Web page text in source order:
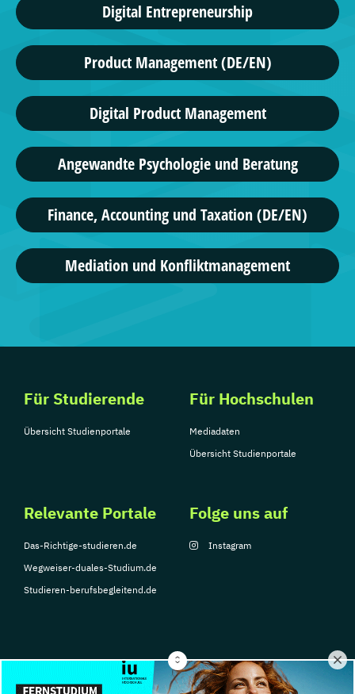
Digital Entrepreneurship
Product Management (DE/EN)
Digital Product Management
Angewandte Psychologie und Beratung
Finance, Accounting und Taxation (DE/EN)
Mediation und Konfliktmanagement
Für Studierende
Übersicht Studienportale
Für Hochschulen
Mediadaten
Übersicht Studienportale
Relevante Portale
Das-Richtige-studieren.de
Wegweiser-duales-Studium.de
Studieren-berufsbegleitend.de
Folge uns auf
Instagram